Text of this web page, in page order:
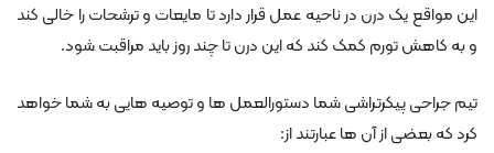
این مواقع یک درن در ناحیه عمل قرار دارد تا مایعات و ترشحات را خالی کند
و به کاهش تورم کمک کند که این درن تا چند روز باید مراقبت شود.
تیم جراحی پیکرتراشی شما دستورالعمل ها و توصیه هایی به شما خواهد
کرد که بعضی از آن ها عبارتند از: